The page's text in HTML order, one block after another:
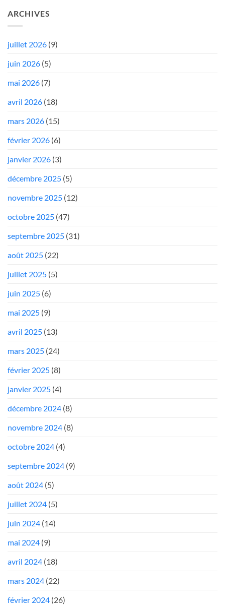
ARCHIVES
juillet 2026 (9)
juin 2026 (5)
mai 2026 (7)
avril 2026 (18)
mars 2026 (15)
février 2026 (6)
janvier 2026 (3)
décembre 2025 (5)
novembre 2025 (12)
octobre 2025 (47)
septembre 2025 (31)
août 2025 (22)
juillet 2025 (5)
juin 2025 (6)
mai 2025 (9)
avril 2025 (13)
mars 2025 (24)
février 2025 (8)
janvier 2025 (4)
décembre 2024 (8)
novembre 2024 (8)
octobre 2024 (4)
septembre 2024 (9)
août 2024 (5)
juillet 2024 (5)
juin 2024 (14)
mai 2024 (9)
avril 2024 (18)
mars 2024 (22)
février 2024 (26)